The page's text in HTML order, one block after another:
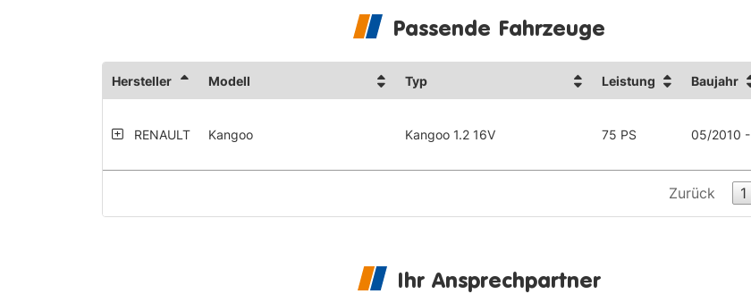
Passende Fahrzeuge
Hersteller Modell Typ Leistung Baujahr
RENAULT Kangoo Kangoo 1.2 16V 75 PS 05/2010 -
Zurück 1
Ihr Ansprechpartner